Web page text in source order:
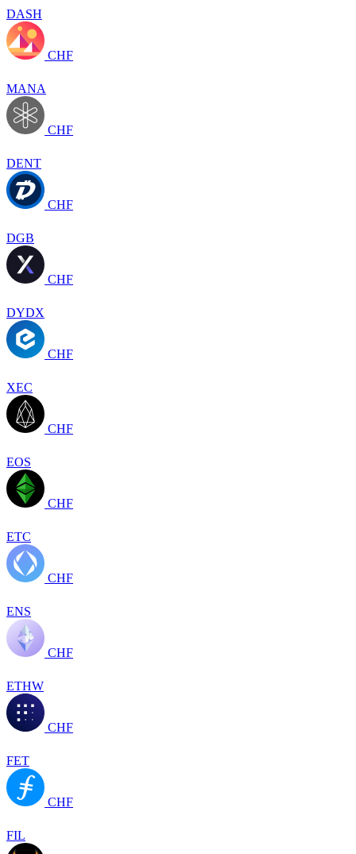
DASH
CHF
MANA
CHF
DENT
CHF
DGB
CHF
DYDX
CHF
XEC
CHF
EOS
CHF
ETC
CHF
ENS
CHF
ETHW
CHF
FET
CHF
FIL